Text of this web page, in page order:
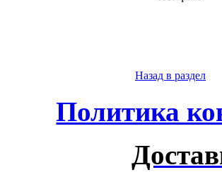
Назад в раздел
Политика